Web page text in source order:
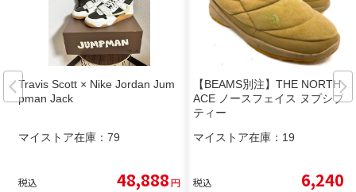
Travis Scott × Nike Jordan Jum
pman Jack
マイストア在庫： 79
税込 48,888円
【BEAMS別注】THE NORTH F
ACE ノースフェイス ヌプシブー
ティー
マイストア在庫： 19
税込 6,240